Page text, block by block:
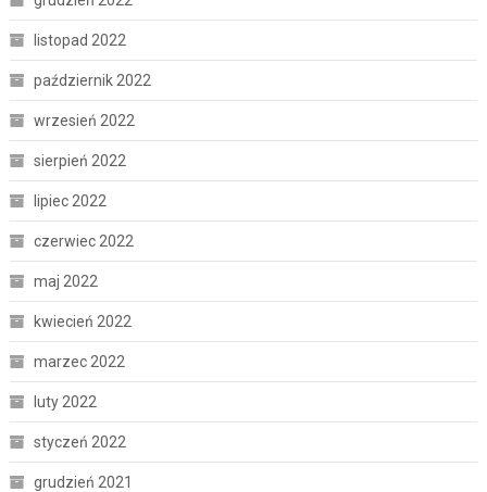
listopad 2022
październik 2022
wrzesień 2022
sierpień 2022
lipiec 2022
czerwiec 2022
maj 2022
kwiecień 2022
marzec 2022
luty 2022
styczeń 2022
grudzień 2021